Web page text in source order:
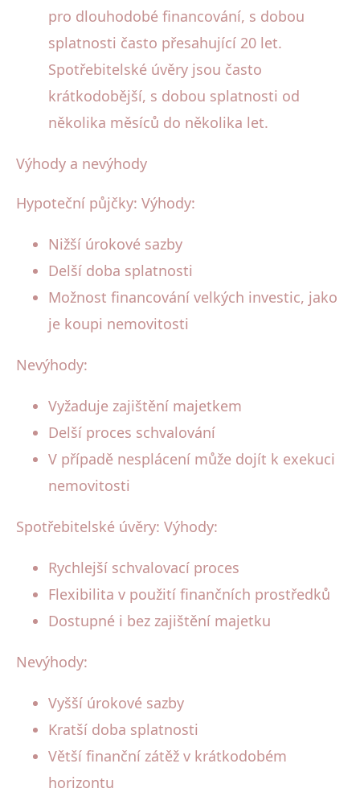
pro dlouhodobé financování, s dobou
splatnosti často přesahující 20 let.
Spotřebitelské úvěry jsou často
krátkodobější, s dobou splatnosti od
několika měsíců do několika let.
Výhody a nevýhody
Hypoteční půjčky: Výhody:
Nižší úrokové sazby
Delší doba splatnosti
Možnost financování velkých investic, jako
je koupi nemovitosti
Nevýhody:
Vyžaduje zajištění majetkem
Delší proces schvalování
V případě nesplácení může dojít k exekuci
nemovitosti
Spotřebitelské úvěry: Výhody:
Rychlejší schvalovací proces
Flexibilita v použití finančních prostředků
Dostupné i bez zajištění majetku
Nevýhody:
Vyšší úrokové sazby
Kratší doba splatnosti
Větší finanční zátěž v krátkodobém
horizontu